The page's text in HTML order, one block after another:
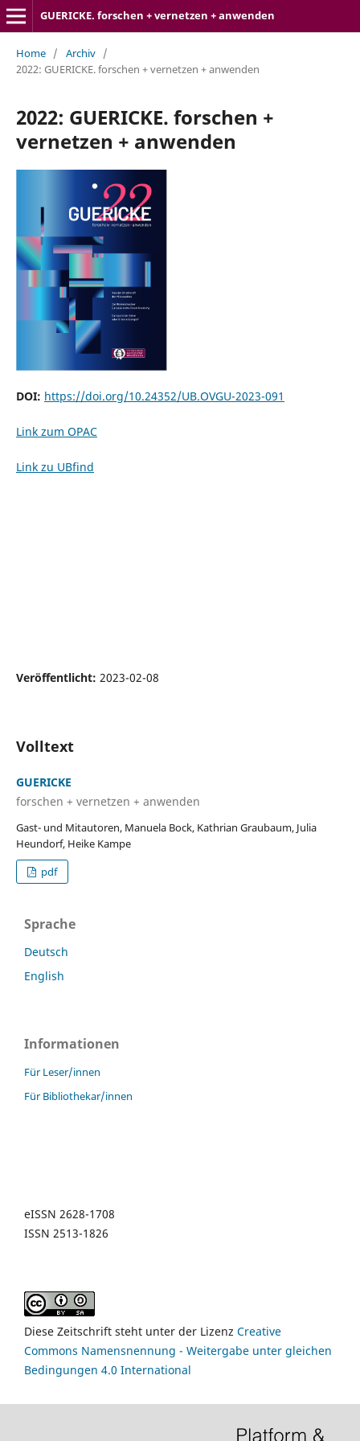
GUERICKE. forschen + vernetzen + anwenden
Home / Archiv /
2022: GUERICKE. forschen + vernetzen + anwenden
2022: GUERICKE. forschen +
vernetzen + anwenden
DOI: https://doi.org/10.24352/UB.OVGU-2023-091
Link zum OPAC
Link zu UBfind
Veröffentlicht: 2023-02-08
Volltext
GUERICKE
forschen + vernetzen + anwenden
Gast- und Mitautoren, Manuela Bock, Kathrian Graubaum, Julia
Heundorf, Heike Kampe
pdf
Sprache
Deutsch
English
Informationen
Für Leser/innen
Für Bibliothekar/innen
eISSN 2628-1708
ISSN 2513-1826
Diese Zeitschrift steht unter der Lizenz Creative
Commons Namensnennung - Weitergabe unter gleichen
Bedingungen 4.0 International